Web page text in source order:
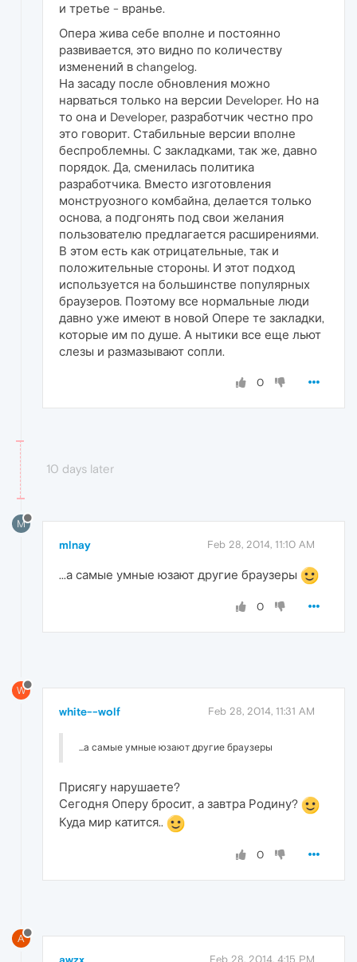
и третье - вранье.
Опера жива себе вполне и постоянно
развивается, это видно по количеству
изменений в changelog.
На засаду после обновления можно
нарваться только на версии Developer. Но на
то она и Developer, разработчик честно про
это говорит. Стабильные версии вполне
беспроблемны. С закладками, так же, давно
порядок. Да, сменилась политика
разработчика. Вместо изготовления
монструозного комбайна, делается только
основа, а подгонять под свои желания
пользователю предлагается расширениями.
В этом есть как отрицательные, так и
положительные стороны. И этот подход
используется на большинстве популярных
браузеров. Поэтому все нормальные люди
давно уже имеют в новой Опере те закладки,
которые им по душе. А нытики все еще льют
слезы и размазывают сопли.
0
10 days later
M
mlnay Feb 28, 2014, 11:10 AM
...а самые умные юзают другие браузеры
0
W
white--wolf Feb 28, 2014, 11:31 AM
...а самые умные юзают другие браузеры
Присягу нарушаете?
Сегодня Оперу бросит, а завтра Родину?
Куда мир катится..
0
A
awzx Feb 28, 2014, 4:15 PM